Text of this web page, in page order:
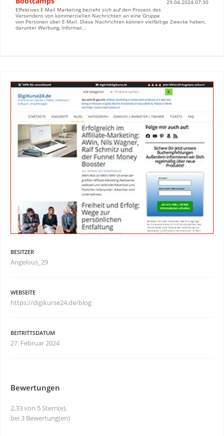
29.04.2024 07:30
Effektives E-Mail Marketing bezieht sich auf den Prozess des
Versendens von kommerziellen Nachrichten an eine Gruppe
von Personen über E-Mail. Diese Nachrichten können vielfältige Zwecke haben,
darunter Werbung, Informat...
BESITZER
Angelous_29
WEBSEITE
https://digikurse24.de/blog
BEITRITTSDATUM
27. Februar 2024
Bewertungen
2,33 von 5 Stern(e),
bei 3 Bewertung(en)